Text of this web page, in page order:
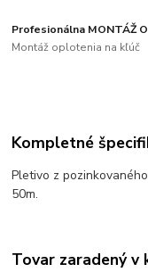
Profesionálna MONTÁŽ
Montáž oplotenia na kľúč
Kompletné
Pletivo z
50m.
Tovar zaradený v